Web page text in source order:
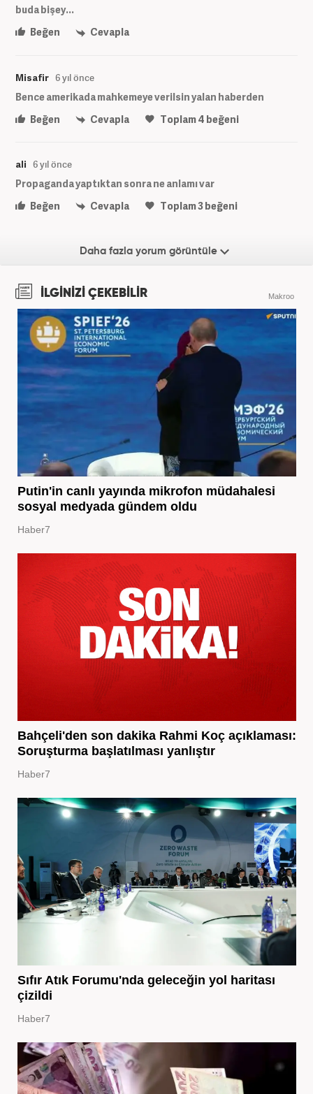
buda bişey...
Beğen
Cevapla
Misafir 6 yıl önce
Bence amerikada mahkemeye verilsin yalan haberden
Beğen
Cevapla Toplam4 beğeni
ali 6 yıl önce
Propaganda yaptıktan sonra ne anlamı var
Beğen
Cevapla Toplam3beğeni
Daha fazla yorum görüntüle
İLGİNİZİ ÇEKEBİLİR Makroo
Putin'in canlı yayında mikrofon müdahalesi
sosyal medyada gündem oldu
Haber7
Bahçeli'den son dakika Rahmi Koç açıklaması:
Soruşturma başlatılması yanlıştır
Haber7
Sıfır Atık Forumu'nda geleceğin yol haritası
çizildi
Haber7